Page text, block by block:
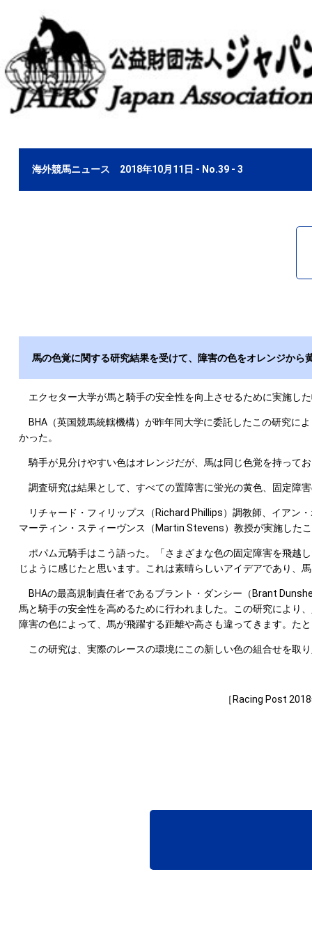
海外競馬ニュース 2018年10月11日 - No.39 - 3
馬の色覚に関する研究結果を受けて、障害の色をオレンジから
エクセター大学が馬と騎手の安全性を向上させるために実施し
BHA（英国競馬統轄機構）が昨年同大学に委託したこの研究に
かった。
騎手が見分けやすい色はオレンジだが、馬は同じ色覚を持って
調査研究は結果として、すべての置障害に蛍光の黄色、固定障
リチャード・フィリップス（Richard Phillips）調教師、イアン
マーティン・スティーヴンス（Martin Stevens）教授が実施したこ
ポパム元騎手はこう語った。「さまざまな色の固定障害を飛越
じように感じたと思います。これは素晴らしいアイデアであり、
BHAの最高規制責任者であるブラント・ダンシー（Brant
馬と騎手の安全性を高めるために行われました。この研究により
障害の色によって、馬が飛躍する距離や高さも違ってきます。た
この研究は、実際のレースの環境にこの新しい色の組合せを取
［Racing Post